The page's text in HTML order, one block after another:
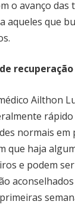
o avanço das
aqueles que
recuperação
Ailthon
normais em
que haja
e podem